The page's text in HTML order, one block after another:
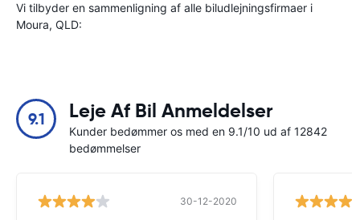
Vi tilbyder en sammenligning af alle biludlejningsfirmaer i
Moura, QLD:
9.1 Leje Af Bil Anmeldelser
Kunder bedømmer os med en 9.1/10 ud af 12842
bedømmelser
30-12-2020